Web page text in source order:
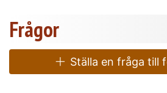
Frågor
Ställa en fråga till